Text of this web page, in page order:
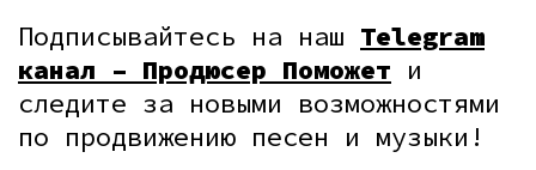
Подписывайтесь на наш Telegram
канал – Продюсер Поможет и
следите за новыми возможностями
по продвижению песен и музыки!